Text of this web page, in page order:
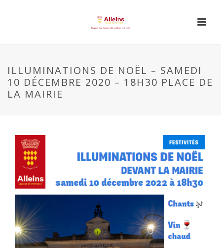
ILLUMINATIONS DE NOËL – SAMEDI
10 DÉCEMBRE 2020 – 18H30 PLACE DE
LA MAIRIE